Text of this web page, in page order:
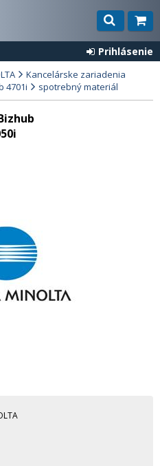
Prihlásenie
Kancelárske zariadenia
4701i spotrebný materiál